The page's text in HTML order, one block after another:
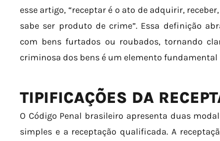
esse artigo, “receptar é o ato de adquirir,
sabe ser produto de crime”. Essa definição
com bens furtados ou roubados, tornando
criminosa dos bens é um elemento
TIPIFICAÇÕES DA
O Código Penal brasileiro apresenta duas
simples e a receptação qualificada. A